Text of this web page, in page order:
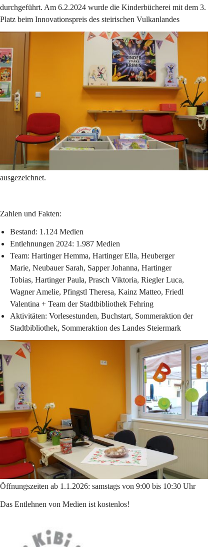
durchgeführt. Am 6.2.2024 wurde die Kinderbücherei mit dem 3.
Platz beim Innovationspreis des steirischen Vulkanlandes
ausgezeichnet.
Zahlen und Fakten:
Bestand: 1.124 Medien
Entlehnungen 2024: 1.987 Medien
Team: Hartinger Hemma, Hartinger Ella, Heuberger
Marie, Neubauer Sarah, Sapper Johanna, Hartinger
Tobias, Hartinger Paula, Prasch Viktoria, Riegler Luca,
Wagner Amelie, Pfingstl Theresa, Kainz Matteo, Friedl
Valentina + Team der Stadtbibliothek Fehring
Aktivitäten: Vorlesestunden, Buchstart, Sommeraktion der
Stadtbibliothek, Sommeraktion des Landes Steiermark
Öffnungszeiten ab 1.1.2026: samstags von 9:00 bis 10:30 Uhr
Das Entlehnen von Medien ist kostenlos!